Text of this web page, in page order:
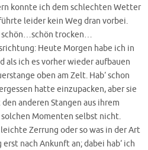
konnte ich dem schlechten Wetter
leider kein Weg dran vorbei.
schön…schön trocken…
Heute Morgen habe ich in
als ich es vorher wieder aufbauen
oben am Zelt. Hab‘ schon
hatte einzupacken, aber sie
anderen Stangen aus ihrem
Momenten selbst nicht.
Zerrung oder so was in der Art
nach Ankunft an; dabei hab‘ ich